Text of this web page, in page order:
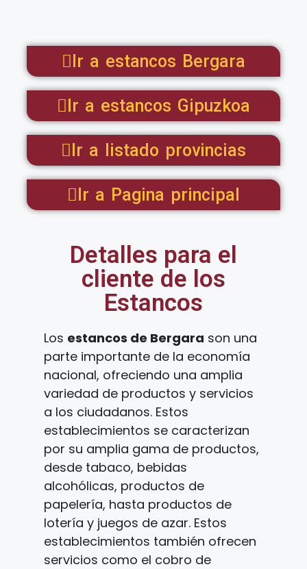
Ir a estancos Bergara
Ir a estancos Gipuzkoa
Ir a listado provincias
Ir a Pagina principal
Detalles para el
cliente de los
Estancos
Los estancos de Bergara son una
parte importante de la economía
nacional, ofreciendo una amplia
variedad de productos y servicios
a los ciudadanos. Estos
establecimientos se caracterizan
por su amplia gama de productos,
desde tabaco, bebidas
alcohólicas, productos de
papelería, hasta productos de
lotería y juegos de azar. Estos
establecimientos también ofrecen
servicios como el cobro de